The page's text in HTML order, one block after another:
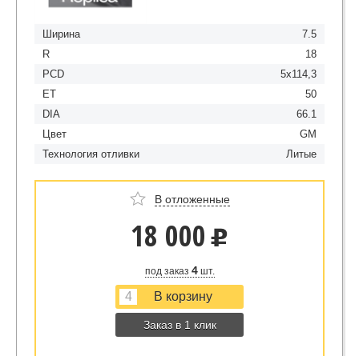
Ширина
7.5
R
18
PCD
5x114,3
ET
50
DIA
66.1
Цвет
GM
Технология отливки
Литые
В отложенные
18 000 u
под заказ 4шт.
Заказ в 1 клик